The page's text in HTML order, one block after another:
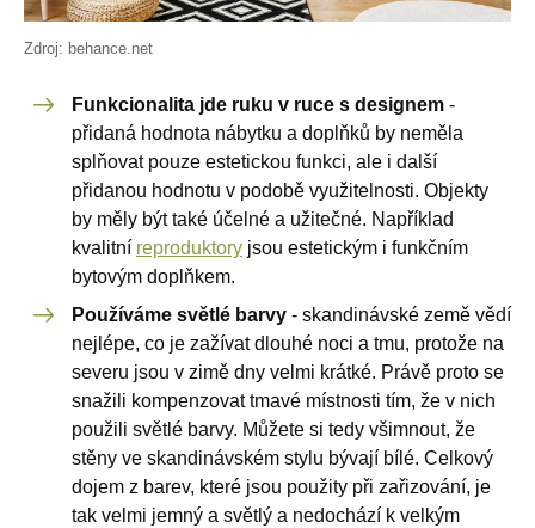
Zdroj: behance.net
Funkcionalita jde ruku v ruce s designem -
přidaná hodnota nábytku a doplňků by neměla
splňovat pouze estetickou funkci, ale i další
přidanou hodnotu v podobě využitelnosti. Objekty
by měly být také účelné a užitečné. Například
kvalitní reproduktory jsou estetickým i funkčním
bytovým doplňkem.
Používáme světlé barvy - skandinávské země vědí
nejlépe, co je zažívat dlouhé noci a tmu, protože na
severu jsou v zimě dny velmi krátké. Právě proto se
snažili kompenzovat tmavé místnosti tím, že v nich
použili světlé barvy. Můžete si tedy všimnout, že
stěny ve skandinávském stylu bývají bílé. Celkový
dojem z barev, které jsou použity při zařizování, je
tak velmi jemný a světlý a nedochází k velkým